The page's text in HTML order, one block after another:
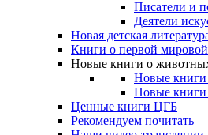
Писатели и
Деятели
Новая детская
Книги о первой
Новые книги о
Новые книги
Новые книги
Ценные книги ЦГБ
Рекомендуем почитать